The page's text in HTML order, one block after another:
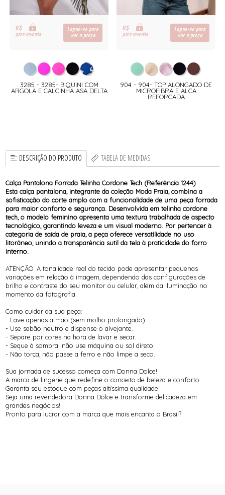
R$
para revenda
Logue-se para
ver o preço
3285 - 3285- BIQUINI COM
ARGOLA E CALCINHA ASA DELTA
R$
para revenda
Logue-se para
ver o preço
904 - 904- TOP ALONGADO DE
MICROFIBRA E ALCA
REFORCADA
DESCRIÇÃO DO PRODUTO TABELA DE MEDIDAS
Calça Pantalona Forrada Telinha Cordone Tech (Referência 1244)
Esta calça pantalona, integrante da coleção Moda Praia, combina a
sofisticação do corte amplo com a funcionalidade de uma peça forrada
para maior conforto e segurança. Desenvolvida em telinha cordone
tech, o modelo feminino apresenta uma textura trabalhada de aspecto
tecnológico, garantindo leveza e um visual moderno. Por pertencer à
categoria de saída de praia, a peça oferece versatilidade no uso
litorâneo, unindo a transparência sutil da tela à praticidade do forro
interno.
ATENÇÃO: A tonalidade real do tecido pode apresentar pequenas
variações em relação à imagem, dependendo das configurações de
brilho e contraste do seu monitor ou celular, além da iluminação no
momento da fotografia.
Como cuidar da sua peça:
- Lave apenas à mão (sem molho prolongado).
- Use sabão neutro e dispense o alvejante.
- Separe por cores na hora de lavar e secar.
- Seque à sombra; não use máquina ou sol direto.
- Não torça, não passe a ferro e não limpe a seco.
Sua jornada de sucesso começa com Donna Dolce!
A marca de lingerie que redefine o conceito de beleza e conforto.
Garanta seu estoque com peças altíssima qualidade!
Seja uma revendedora Donna Dolce e transforme delicadeza em
grandes negócios!
Pronto para lucrar com a marca que mais encanta o Brasil?